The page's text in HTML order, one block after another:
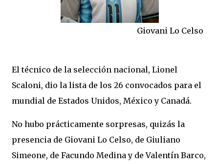
Giovani Lo Celso
El técnico de la selección nacional, Lionel
Scaloni, dio la lista de los 26 convocados para el
mundial de Estados Unidos, México y Canadá.
No hubo prácticamente sorpresas, quizás la
presencia de Giovani Lo Celso, de Giuliano
Simeone, de Facundo Medina y de Valentín Barco,